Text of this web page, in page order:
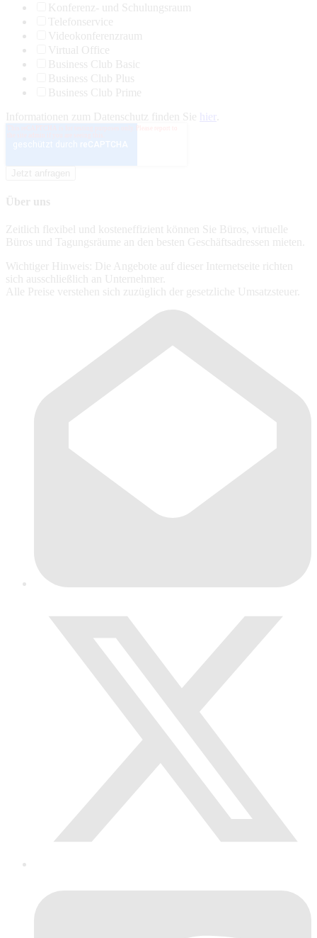
Konferenz- und Schulungsraum
Telefonservice
Videokonferenzraum
Virtual Office
Business Club Basic
Business Club Plus
Business Club Prime
Informationen zum Datenschutz finden Sie
hier
Über uns
Zeitlich flexibel und kosteneffizient können Sie Büros, virtuelle
Büros und Tagungsräume an den besten Geschäftsadressen mieten.
Wichtiger Hinweis: Die Angebote auf dieser Internetseite richten
sich ausschließlich an Unternehmer.
Alle Preise verstehen sich zuzüglich der gesetzliche Umsatzsteuer.